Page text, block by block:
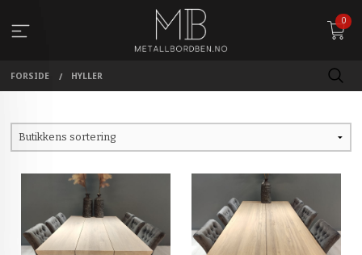
innholdet
0
FORSIDE HYLLER